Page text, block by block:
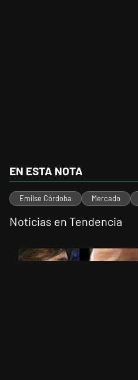
EN ESTA NOTA
Emilse Córdoba Mercado
Noticias en Tendencia
Un artículo de tendencia con el